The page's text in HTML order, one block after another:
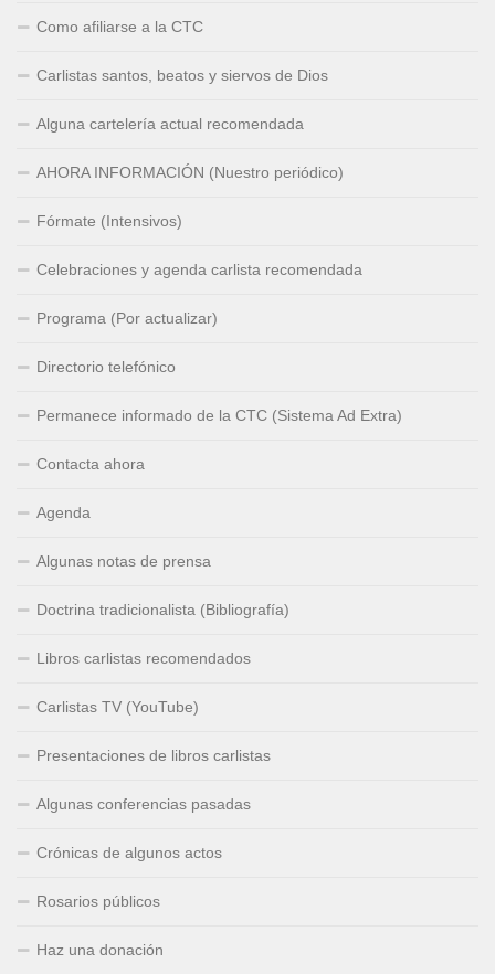
Como afiliarse a la CTC
Carlistas santos, beatos y siervos de Dios
Alguna cartelería actual recomendada
AHORA INFORMACIÓN (Nuestro periódico)
Fórmate (Intensivos)
Celebraciones y agenda carlista recomendada
Programa (Por actualizar)
Directorio telefónico
Permanece informado de la CTC (Sistema Ad Extra)
Contacta ahora
Agenda
Algunas notas de prensa
Doctrina tradicionalista (Bibliografía)
Libros carlistas recomendados
Carlistas TV (YouTube)
Presentaciones de libros carlistas
Algunas conferencias pasadas
Crónicas de algunos actos
Rosarios públicos
Haz una donación